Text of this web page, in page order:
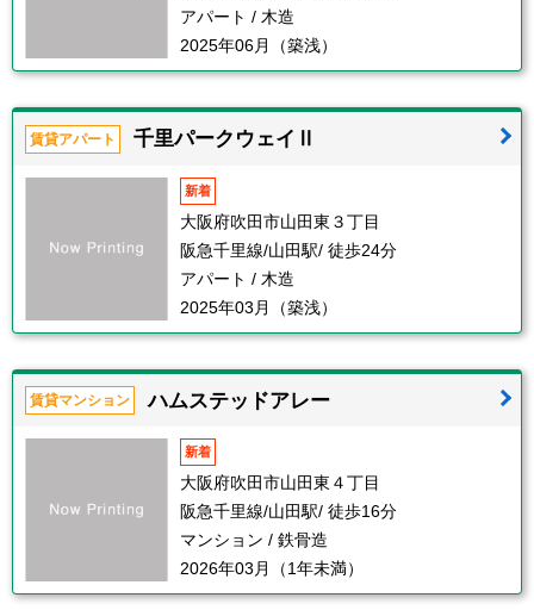
アパート / 木造
2025年06月（築浅）
賃貸アパート 千里パークウェイⅡ
新着
大阪府吹田市山田東３丁目
阪急千里線/山田駅/ 徒歩24分
アパート / 木造
2025年03月（築浅）
賃貸マンション ハムステッドアレー
新着
大阪府吹田市山田東４丁目
阪急千里線/山田駅/ 徒歩16分
マンション / 鉄骨造
2026年03月（1年未満）